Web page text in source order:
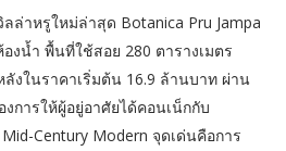
ลล่าหรูใหม่ล่าสุด Botanica Pru Jampa
งน้ำ พื้นที่ใช้สอย 280 ตารางเมตร
งในราคาเริ่มต้น 16.9 ล้านบาท ผ่าน
การให้ผู้อยู่อาศัยได้คอนเน็กกับ
Century Modern จุดเด่นคือการ